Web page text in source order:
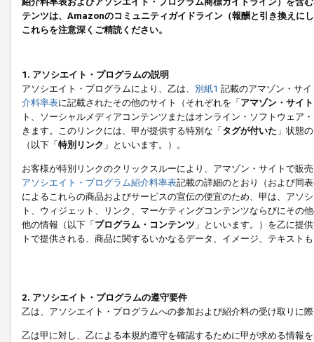
テンツは、Amazonのコミュニティガイドライン（報酬と引き換えに
これらを注意深くご精読ください。
1. アソシエイト・プログラムの説明
アソシエイト・プログラムにより、乙は、 別紙1 記載のアマゾン・サ
介料率表に記載されたその他のサイト（それぞれを「アマゾン・サイト
ト、ソーシャルメディアコンテンツまたはオンライン・ソフトウェア
きます。このリンクには、甲が提供する特別な「タグが付いた 」状態
（以下「特別リンク 」といいます。）。
お客様が特別リンクのクリックスルーにより、アマゾン・サイトで販
アソシエイト・プログラム紹介料率表記載の詳細のとおり（および同
によるこれらの商品およびサービスの宣伝の便宜のため、甲は、アソ
ト、ウィジェット、リンク、マーケティングコンテンツならびにその
他の情報（以下「プログラム・コンテンツ 」といいます。）を乙に提
トで提供される、商品に関するいかなるデータ、イメージ、テキス
2. アソシエイト・プログラムの遵守要件
乙は、アソシエイト・プログラムへの参加および紹介料の受け取りに
乙は甲に対し、乙による本規約遵守を確認するために甲が求める情報